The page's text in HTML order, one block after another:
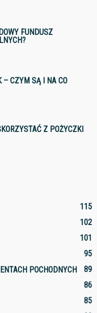
FUNDUSZ
– CZYM SĄ I NA CO
Z POŻYCZKI
115
102
101
95
POCHODNYCH
89
86
85